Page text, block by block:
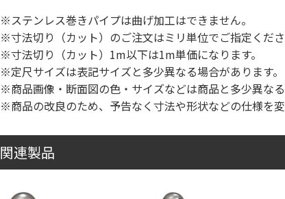
※ステンレス巻きパイプは曲げ加工はできません。
※寸法切り（カット）のご注文はミリ単位でご指定くだ
※寸法切り（カット）1m以下は1m単価になります。
※定尺サイズは表記サイズと多少異なる場合があります。
※商品画像・断面図の色・サイズなどは商品と多少異なる
※商品の改良のため、予告なく寸法や形状などの仕様を変
関連製品